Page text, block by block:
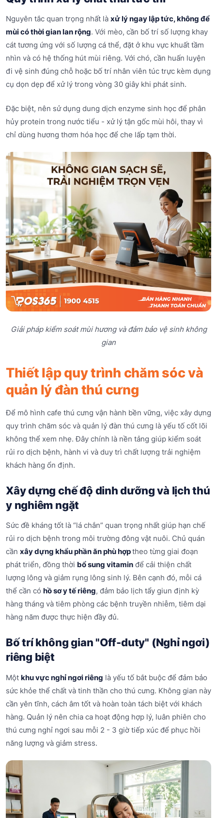
Nguyên tắc quan trọng nhất là xử lý ngay lập tức, không để
mùi có thời gian lan rộng. Với mèo, cần bố trí số lượng khay
cát tương ứng với số lượng cá thể, đặt ở khu vực khuất tầm
nhìn và có hệ thống hút mùi riêng. Với chó, cần huấn luyện
đi vệ sinh đúng chỗ hoặc bố trí nhân viên túc trực kèm dụng
cụ dọn dẹp để xử lý trong vòng 30 giây khi phát sinh.
Đặc biệt, nên sử dụng dung dịch enzyme sinh học để phân
hủy protein trong nước tiểu - xử lý tận gốc mùi hôi, thay vì
chỉ dùng hương thơm hóa học để che lấp tạm thời.
Giải pháp kiểm soát mùi hương và đảm bảo vệ sinh không
gian
Thiết lập quy trình chăm sóc và
quản lý đàn thú cưng
Để mô hình cafe thú cưng vận hành bền vững, việc xây dựng
quy trình chăm sóc và quản lý đàn thú cưng là yếu tố cốt lõi
không thể xem nhẹ. Đây chính là nền tảng giúp kiểm soát
rủi ro dịch bệnh, hành vi và duy trì chất lượng trải nghiệm
khách hàng ổn định.
Xây dựng chế độ dinh dưỡng và lịch thú
y nghiêm ngặt
Sức đề kháng tốt là “lá chắn” quan trọng nhất giúp hạn chế
rủi ro dịch bệnh trong môi trường đông vật nuôi. Chủ quán
cần xây dựng khẩu phần ăn phù hợptheo từng giai đoạn
phát triển, đồng thời bổ sung vitamin để cải thiện chất
lượng lông và giảm rụng lông sinh lý. Bên cạnh đó, mỗi cá
thể cần có hồ sơ y tế riêng, đảm bảo lịch tẩy giun định kỳ
hàng tháng và tiêm phòng các bệnh truyền nhiễm, tiêm dại
hàng năm được thực hiện đầy đủ.
Bố trí không gian "Off-duty" (Nghỉ ngơi)
riêng biệt
Một khu vực nghỉ ngơi riêng là yếu tố bắt buộc để đảm bảo
sức khỏe thể chất và tinh thần cho thú cưng. Không gian này
cần yên tĩnh, cách âm tốt và hoàn toàn tách biệt với khách
hàng. Quản lý nên chia ca hoạt động hợp lý, luân phiên cho
thú cưng nghỉ ngơi sau mỗi 2 - 3 giờ tiếp xúc để phục hồi
năng lượng và giảm stress.